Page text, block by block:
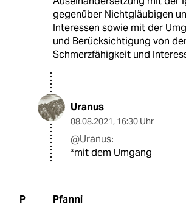
gegenüber Nichtgläubigen
Interessen sowie mit der
und Berücksichtigung von
Schmerzfähigkeit und
Uranus
08.08.2021, 16:30 Uhr
@Uranus:
*mit dem Umgang
P Pfanni